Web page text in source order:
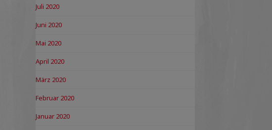
Juli 2020
Juni 2020
Mai 2020
April 2020
März 2020
Februar 2020
Januar 2020